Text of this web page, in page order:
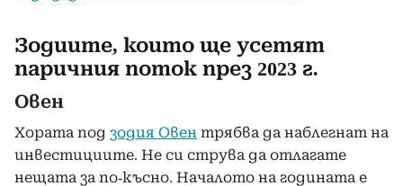
Зодиите, които ще усетят
паричния поток през 2023 г.
Овен
Хората под зодия Овен трябва да наблегнат на
инвестициите. Не си струва да отлагате
нещата за по-късно. Началото на годината е